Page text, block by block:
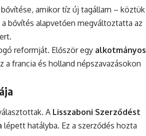
amikor tíz új tagállam – köztük
bővítés alapvetően megváltoztatta az
reformját. Először egy alkotmányos
francia és holland népszavazásokon
A Lisszaboni Szerződést
lépett hatályba. Ez a szerződés hozta